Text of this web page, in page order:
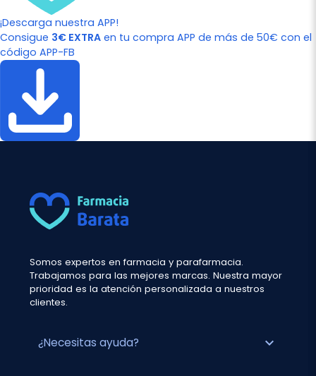
¡Descarga nuestra APP!
Consigue 3€ EXTRA en tu compra APP de más de 50€ con el
código APP-FB
Somos expertos en farmacia y parafarmacia.
Trabajamos para las mejores marcas. Nuestra mayor
prioridad es la atención personalizada a nuestros
clientes.
¿Necesitas ayuda? expand_more